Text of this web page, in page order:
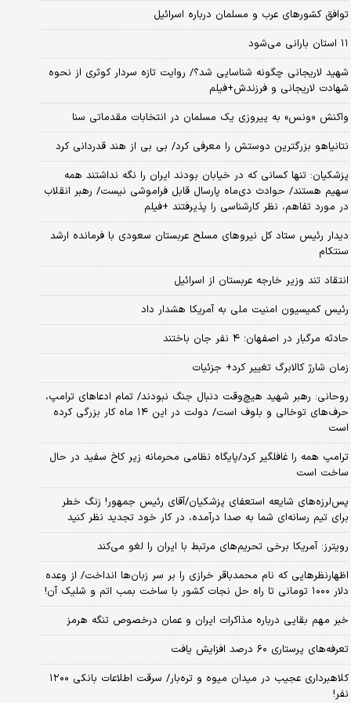
توافق کشورهای عرب و مسلمان درباره اسرائیل
۱۱ استان بارانی می‌شود
شهید لاریجانی چگونه شناسایی شد؟/ روایت تازه سردار کوثری از نحوه
شهادت لاریجانی و فرزندش+فیلم
واکنش «ونس» به پیروزی یک مسلمان در انتخابات مقدماتی سنا
نتانیاهو بزرگترین دوستش را معرفی کرد/ بی بی از هند قدردانی کرد
پزشکیان: تنها کسانی که در خیابان بودند ایران را نگه نداشتند همه
سهیم هستند/ حوادث دی‌ماه پارسال قابل فراموشی نیست/ رهبر انقلاب
در مورد تفاهم، نظر کارشناسی را پذیرفتند +فیلم
دیدار رئیس ستاد کل نیروهای مسلح عربستان سعودی با فرمانده ارشد
سنتکام
انتقاد تند وزیر خارجه عربستان از اسرائیل
رئیس کمیسیون امنیت ملی به آمریکا هشدار داد
حادثه مرگبار در اصفهان؛ ۴ نفر جان باختند
زمان شارژ کالابرگ تغییر کرد+ جزئیات
روحانی: رهبر شهید هیچ‌وقت دنبال جنگ نبودند/ تمام ادعاهای ترامپ،
حرف‌های توخالی و بلوف است/ دولت در این ۱۴ ماه کار بزرگی کرده
است
ترامپ همه را غافلگیر کرد/پایگاه نظامی محرمانه زیر کاخ سفید در حال
ساخت است
پس‌لرزه‌های شایعه استعفای پزشکیان/آقای رئیس جمهور! زنگ خطر
برای تیم رسانه‌ای شما به صدا درآمده، در کار خود تجدید نظر کنید
رویترز: آمریکا برخی تحریم‌های مرتبط با ایران را لغو می‌کند
اظهارنظرهایی که نام محمدباقر خرازی را بر سر زبان‌ها انداخت/ از وعده
دلار ۱۰۰۰ تومانی تا راه حل نجات کشور با ساخت بمب اتم و شلیک آن!
خبر مهم بقایی درباره مذاکرات ایران و عمان درخصوص تنگه هرمز
تعرفه‌های پرستاری ۶۰ درصد افزایش یافت
کلاهبرداری عجیب در میدان میوه و تره‌بار/ سرقت اطلاعات بانکی ۱۲۰۰
نفر!